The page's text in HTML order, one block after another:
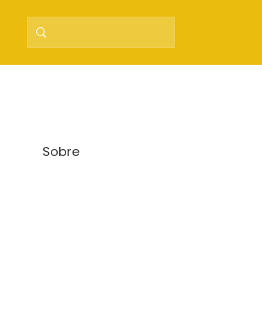
Sobre